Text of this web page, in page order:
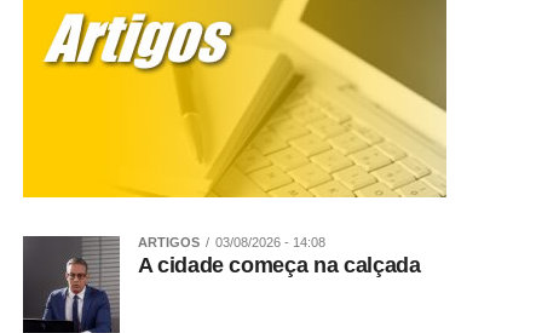
ARTIGOS 03/08/2026 - 14:08
A cidade começa na calçada